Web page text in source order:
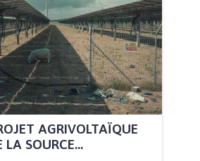
AGRIVOLTAÏQUE
SOURCE...